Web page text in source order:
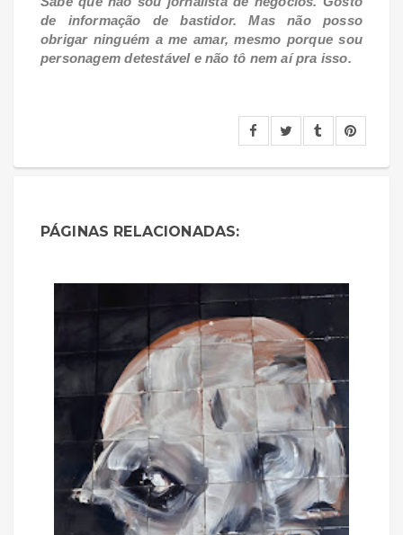
de informação de bastidor. Mas não posso
obrigar ninguém a me amar, mesmo porque sou
personagem detestável e não tô nem aí pra isso.
PÁGINAS RELACIONADAS: